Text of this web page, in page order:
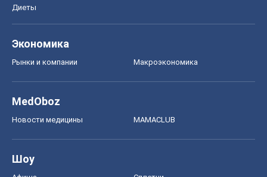
Диеты
Экономика
Рынки и компании Mакроэкономика
MedOboz
Новости медицины MAMACLUB
Шоу